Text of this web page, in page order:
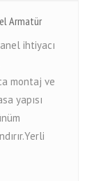
Armatür
ihtiyacı
montaj ve
yapısı